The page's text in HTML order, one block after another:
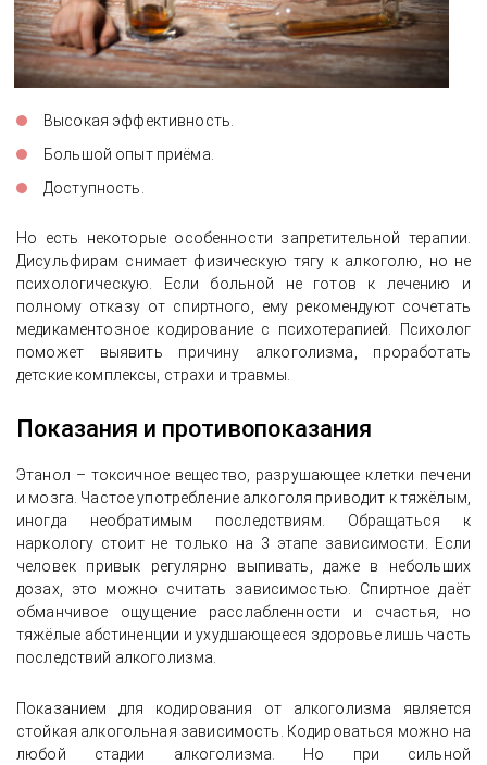
Высокая эффективность.
Большой опыт приёма.
Доступность.
Но есть некоторые особенности запретительной терапии.
Дисульфирам снимает физическую тягу к алкоголю, но не
психологическую. Если больной не готов к лечению и
полному отказу от спиртного, ему рекомендуют сочетать
медикаментозное кодирование с психотерапией. Психолог
поможет выявить причину алкоголизма, проработать
детские комплексы, страхи и травмы.
Показания и противопоказания
Этанол – токсичное вещество, разрушающее клетки печени
и мозга. Частое употребление алкоголя приводит к тяжёлым,
иногда необратимым последствиям. Обращаться к
наркологу стоит не только на 3 этапе зависимости. Если
человек привык регулярно выпивать, даже в небольших
дозах, это можно считать зависимостью. Спиртное даёт
обманчивое ощущение расслабленности и счастья, но
тяжёлые абстиненции и ухудшающееся здоровье лишь часть
последствий алкоголизма.
Показанием для кодирования от алкоголизма является
стойкая алкогольная зависимость. Кодироваться можно на
любой стадии алкоголизма. Но при сильной